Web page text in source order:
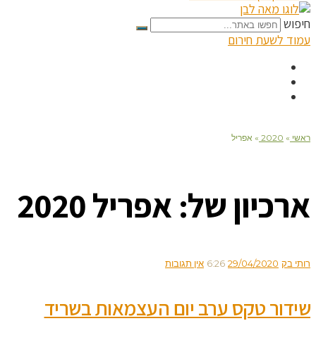
חיפוש
עמוד לשעת חירום
ראשי »
2020
» אפריל
ארכיון של: אפריל 2020
רותי בק 29/04/2020
6:26 אין תגובות
שידור טקס ערב יום העצמאות בשריד